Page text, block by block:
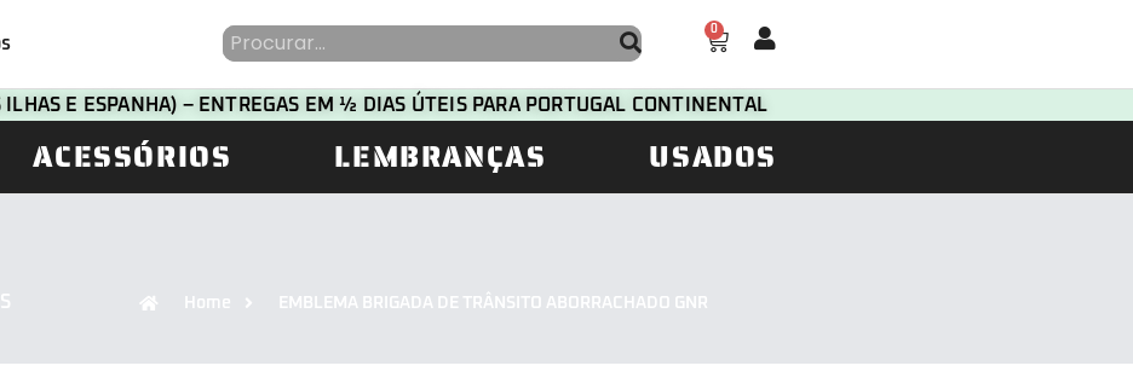
0
ILHAS E ESPANHA) – ENTREGAS EM ½ DIAS ÚTEIS PARA PORTUGAL CONTINENTAL
ACESSÓRIOS LEMBRANÇAS USADOS
Home EMBLEMA BRIGADA DE TRÂNSITO ABORRACHADO GNR